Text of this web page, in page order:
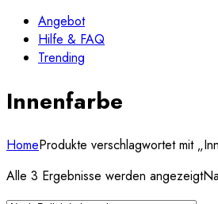
Angebot
Hilfe & FAQ
Trending
Innenfarbe
HomeProdukte verschlagwortet mit
Alle 3 Ergebnisse werden angezeigt